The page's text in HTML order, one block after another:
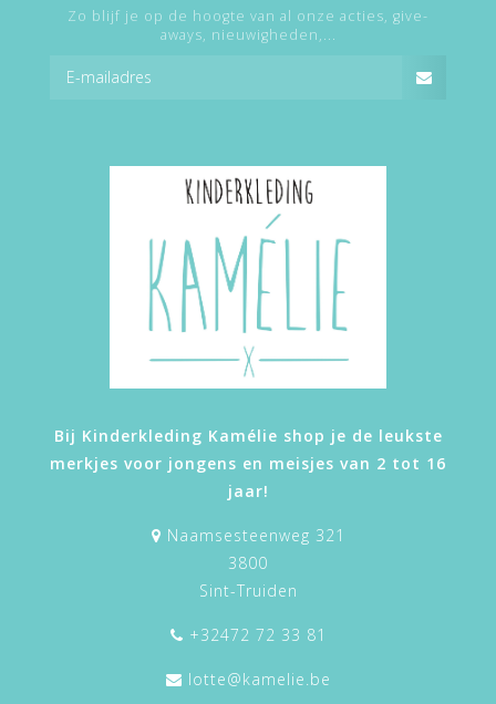
Zo blijf je op de hoogte van al onze acties, give-
aways, nieuwigheden,...
Bij Kinderkleding Kamélie shop je de leukste
merkjes voor jongens en meisjes van 2 tot 16
jaar!
Naamsesteenweg 321
3800
Sint-Truiden
+32472 72 33 81
lotte@kamelie.be